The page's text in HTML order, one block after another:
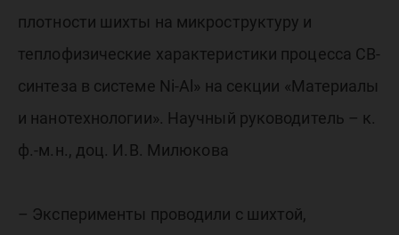
плотности шихты на микроструктуру и
теплофизические характеристики процесса СВ-
синтеза в системе Ni-Al» на секции «Материалы
и нанотехнологии». Научный руководитель – к.
ф.-м.н., доц. И.В. Милюкова
– Эксперименты проводили с шихтой,